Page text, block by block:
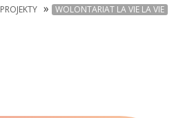
PROJEKTY » WOLONTARIAT LA VIE LA VIE